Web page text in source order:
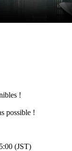
!
possible !
(JST)